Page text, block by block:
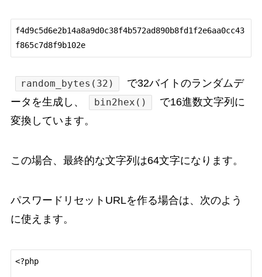
f4d9c5d6e2b14a8a9d0c38f4b572ad890b8fd1f2e6aa0cc43
f865c7d8f9b102e
random_bytes(32)
で32バイトのランダムデ
ータを生成し、
bin2hex()
で16進数文字列に
変換しています。
この場合、最終的な文字列は64文字になります。
パスワードリセットURLを作る場合は、次のよう
に使えます。
<?php